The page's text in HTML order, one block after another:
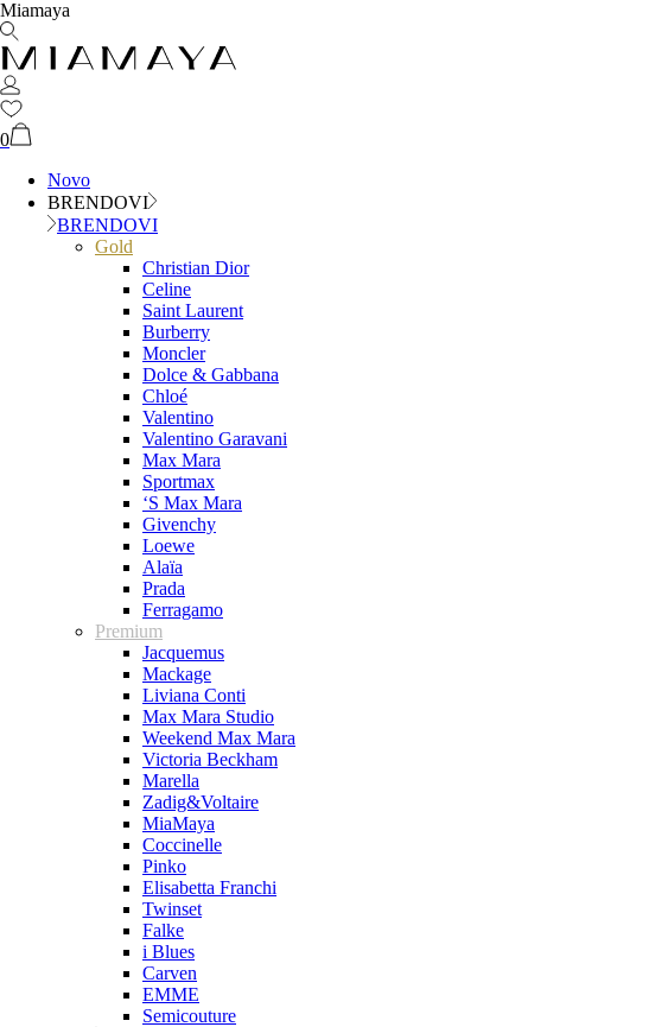
Miamaya
0
Novo
BRENDOVI
BRENDOVI
Gold
Christian Dior
Celine
Saint Laurent
Burberry
Moncler
Dolce & Gabbana
Chloé
Valentino
Valentino Garavani
Max Mara
Sportmax
‘S Max Mara
Givenchy
Loewe
Alaïa
Prada
Ferragamo
Premium
Jacquemus
Mackage
Liviana Conti
Max Mara Studio
Weekend Max Mara
Victoria Beckham
Marella
Zadig&Voltaire
MiaMaya
Coccinelle
Pinko
Elisabetta Franchi
Twinset
Falke
i Blues
Carven
EMME
Semicouture